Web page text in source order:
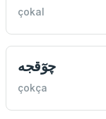
çokal
چوٓقجه
çokça